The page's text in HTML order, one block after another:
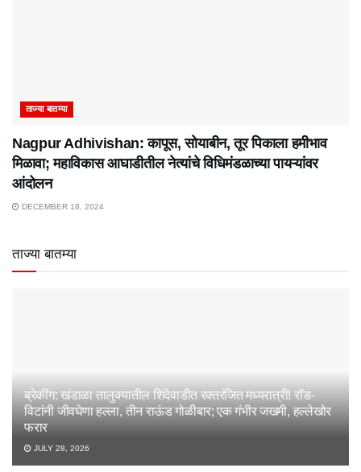
ताज्या बातम्या
Nagpur Adhivishan: कापूस, सोयाबीन, तूर पिकाला हमीभाव
मिळावा; महाविकास आघाडीतील नेत्यांचे विधिमंडळाच्या पायऱ्यांवर
आंदोलन
DECEMBER 18, 2024
ताज्या बातम्या
ब्रेकींग: खंडाळा तालुक्यातील शिंदेवाडीत रक्तरंजित मध्यरात्री! रॉड-
विटांनी जीवघेणा हल्ला, तीन राऊंड गोळीबार; एक गंभीर जखमी, हल्लेखोर
फरार
JULY 28, 2026